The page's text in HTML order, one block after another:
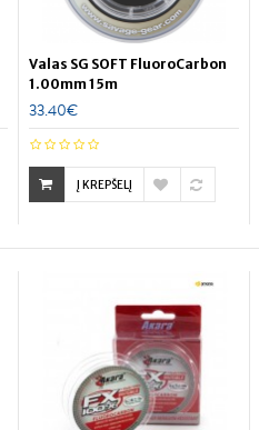
Valas SG SOFT FluoroCarbon
1.00mm 15m
33.40€
Į KREPŠELĮ